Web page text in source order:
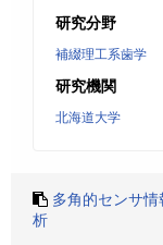
研究分野
補綴理工系歯学
研究機関
北海道大学
多角的センサ
析